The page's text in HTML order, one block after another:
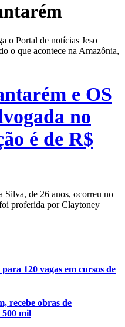
o Portal de notícias Jeso
o que acontece na Amazônia,
e OS
no
é de R$
Silva, de 26 anos, ocorreu no
proferida por Claytoney
120 vagas em cursos de
recebe obras de
500 mil